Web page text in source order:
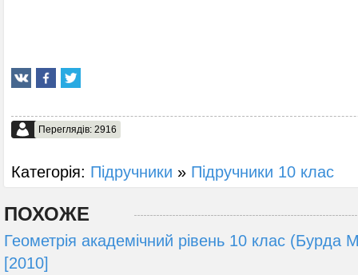
Переглядів: 2916
Категорія: Підручники » Підручники 10 клас
ПОХОЖЕ
Геометрія академічний рівень 10 клас (Бурда
[2010]